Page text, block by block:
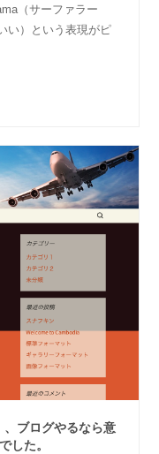
（サーファラー
い）という表現がピ
ブログやるなら意
した。